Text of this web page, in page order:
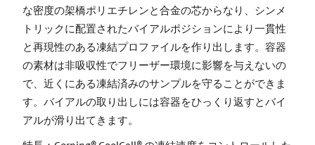
な密度の架橋ポリエチレンと合金の芯からなり、シンメ
トリックに配置されたバイアルポジションにより一貫性
と再現性のある凍結プロファイルを作り出します。容器
の素材は非吸収性でフリーザー環境に影響を与えないの
で、近くにある凍結済みのサンプルを守ることができま
す。バイアルの取り出しには容器をひっくり返すとバイ
アルが滑り出てきます。